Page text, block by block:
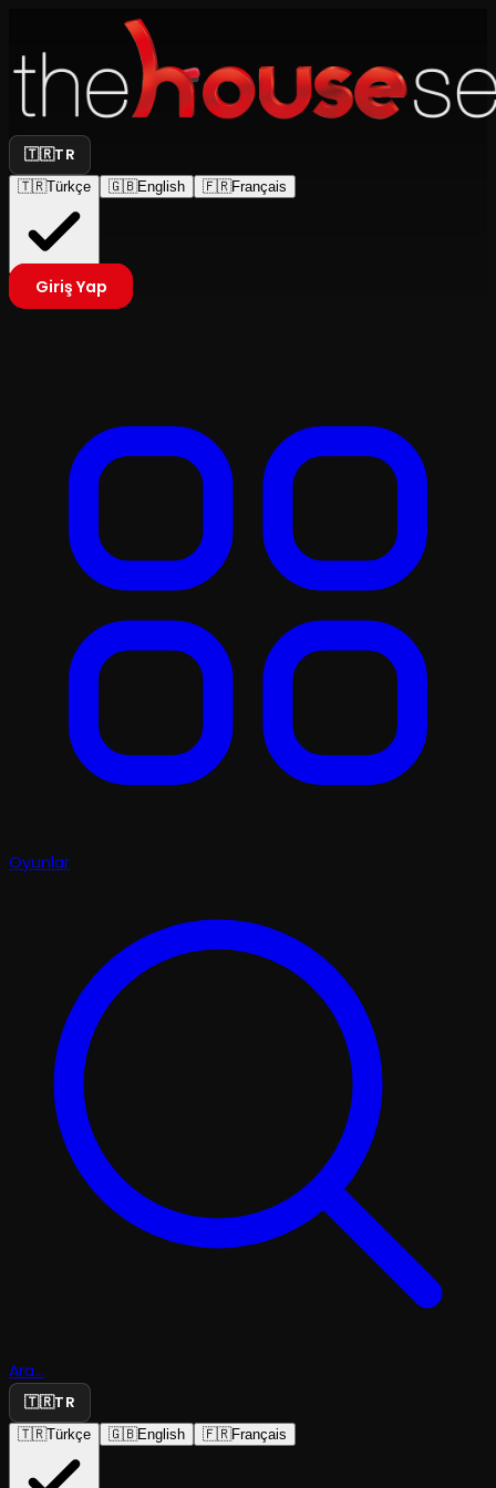
🇹🇷TR
🇹🇷Türkçe 🇬🇧English 🇫🇷Français
Giriş Yap
Oyunlar
Ara...
🇹🇷TR
🇹🇷Türkçe 🇬🇧English 🇫🇷Français